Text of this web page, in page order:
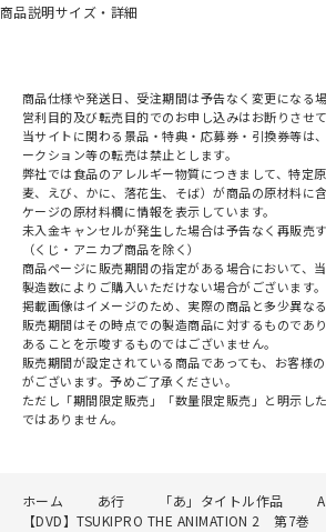
商品説明サイズ・詳細
商品仕様や発送日、受注期間は予告なく変更になる場
営利目的及び転売目的でのお申し込みはお断りさせて
当サイトに関わる景品・特典・応募券・引換券等は
ークション等の転売は禁止とします。
弊社では食品のアレルギー物質につきまして、特定
麦、えび、かに、落花生、そば）が商品の原材料に
ケージの原材料欄に情報を表示しています。
未入金キャンセルが発生した場合は予告なく再販売
（くじ・アニカプ商品を除く）
商品ページに販売期間の指定がある場合において、
製造数によりご購入いただけない場合がございます。
掲載画像はイメージのため、実際の商品と多少異なる
販売期間はその時点での製造商品に対するものであ
あることを示唆するものではございません。
販売期間が設定されている商品であっても、お客様
がございます。予めご了承ください。
ただし「期間限定販売」「数量限定販売」と明示し
ではありません。
ホーム あ行 「あ」タイトル作品
【DVD】TSUKIPRO THE ANIMATION 2 第7巻